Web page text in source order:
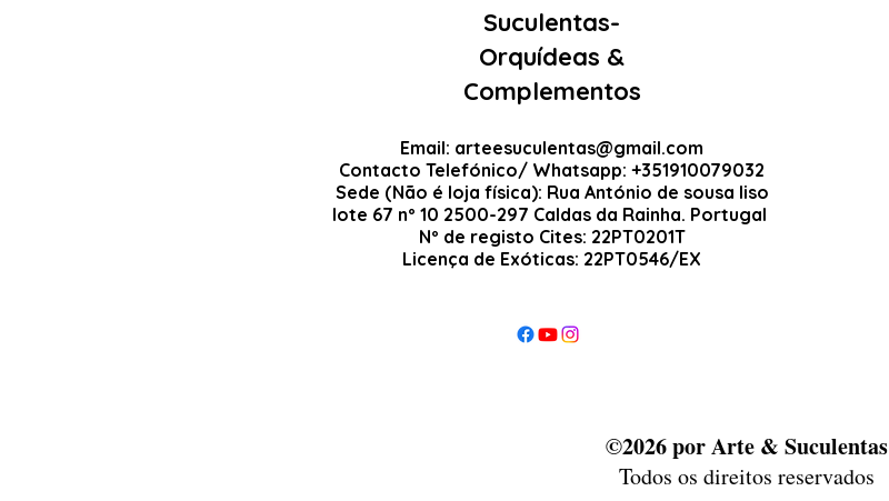
Suculentas-
Orquídeas &
Complementos
Email: arteesuculentas@gmail.com
Contacto Telefónico/ Whatsapp: +351910079032
Sede (Não é loja física): Rua António de sousa liso
lote 67 nº 10 2500-297 Caldas da Rainha. Portugal
Nº de registo Cites: 22PT0201T
Licença de Exóticas: 22PT0546/EX
©2026 por Arte & Suculentas
Todos os direitos reservados